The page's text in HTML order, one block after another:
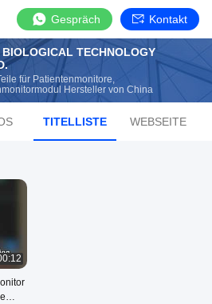
Gespräch Kontakt
BIOLOGICAL TECHNOLOGY
für Patientenmonitore,
Hersteller von China
TITELLISTE WEBSEITE